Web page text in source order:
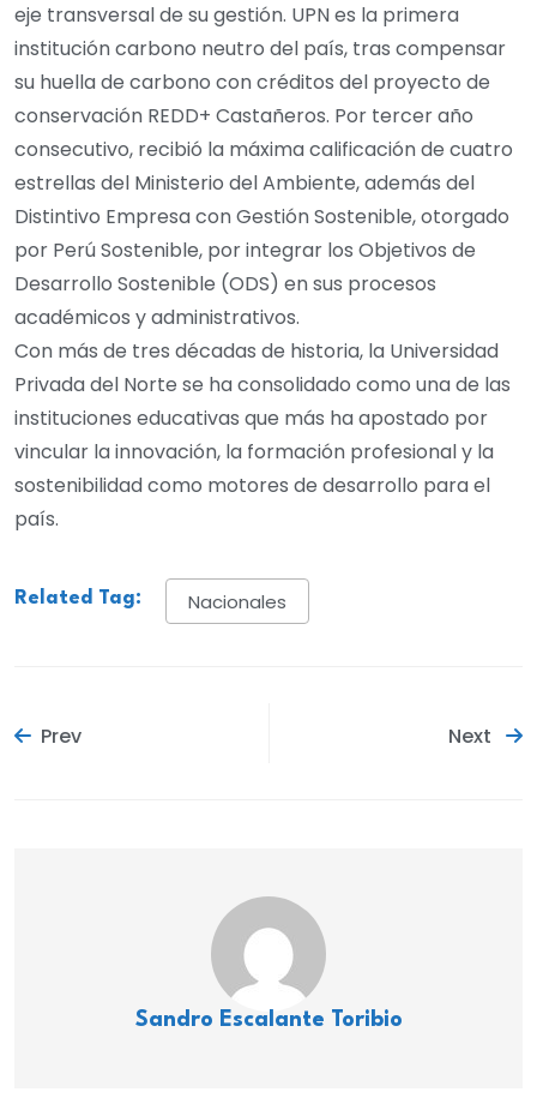
eje transversal de su gestión. UPN es la primera
institución carbono neutro del país, tras compensar
su huella de carbono con créditos del proyecto de
conservación REDD+ Castañeros. Por tercer año
consecutivo, recibió la máxima calificación de cuatro
estrellas del Ministerio del Ambiente, además del
Distintivo Empresa con Gestión Sostenible, otorgado
por Perú Sostenible, por integrar los Objetivos de
Desarrollo Sostenible (ODS) en sus procesos
académicos y administrativos.
Con más de tres décadas de historia, la Universidad
Privada del Norte se ha consolidado como una de las
instituciones educativas que más ha apostado por
vincular la innovación, la formación profesional y la
sostenibilidad como motores de desarrollo para el
país.
Related Tag: Nacionales
Prev Next
Sandro Escalante Toribio